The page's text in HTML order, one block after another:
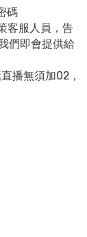
碼
客服人員，告
們即會提供給
播無須加02，